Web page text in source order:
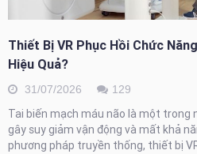
Thiết Bị VR Phục Hồi Chức
Hiệu Quả?
31/07/2026 129
Tai biến mạch máu não là một trong
gây suy giảm vận động và mất khả
phương pháp truyền thống, thiết bị